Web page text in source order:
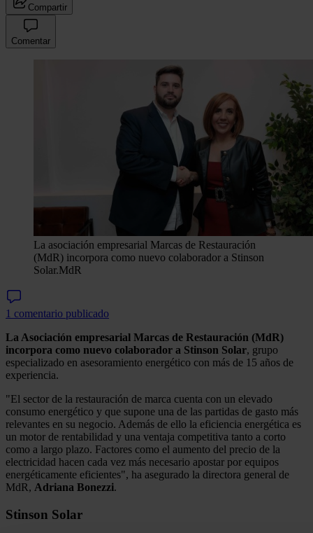
Compartir
Comentar
La asociación empresarial Marcas de Restauración
(MdR) incorpora como nuevo colaborador a Stinson
Solar.MdR
1 comentario publicado
La Asociación empresarial Marcas de Restauración (MdR)
incorpora como nuevo colaborador a Stinson Solar, grupo
especializado en asesoramiento energético con más de 15 años de
experiencia.
"El sector de la restauración de marca cuenta con un elevado
consumo energético y que supone una de las partidas de gasto más
relevantes en su negocio. Además de ello la eficiencia energética es
un motor de rentabilidad y una ventaja competitiva tanto a corto
como a largo plazo. Factores como el aumento del precio de la
electricidad hacen cada vez más necesario apostar por equipos
energéticamente eficientes", ha asegurado la directora general de
MdR, Adriana Bonezzi.
Stinson Solar